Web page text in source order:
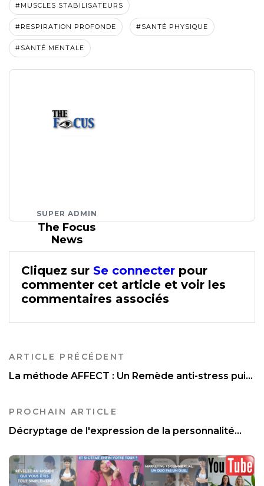
#MUSCLES STABILISATEURS
#RESPIRATION PROFONDE #SANTÉ PHYSIQUE
#SANTÉ MENTALE
SUPER ADMIN
The Focus
News
Cliquez sur Se connecter pour
commenter cet article et voir les
commentaires associés
ARTICLE PRÉCÉDENT
La méthode AFFECT : Un Remède anti-stress pui...
PROCHAIN ARTICLE
Décryptage de l'expression de la personnalité...